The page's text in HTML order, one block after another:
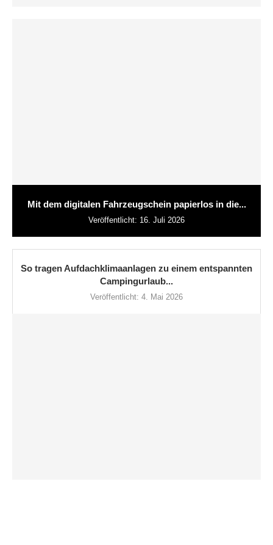
Mit dem digitalen Fahrzeugschein papierlos in die...
Veröffentlicht: 16. Juli 2026
So tragen Aufdachklimaanlagen zu einem entspannten
Campingurlaub...
Veröffentlicht: 4. Mai 2026